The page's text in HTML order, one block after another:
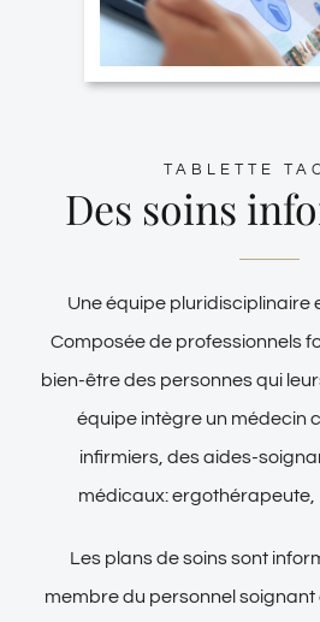
TABLETTE
Des soins
Une équipe pluridisciplinaire
Composée de professionnels
bien-être des personnes qui
équipe intègre un médecin
infirmiers, des aides-
médicaux: ergothérapeute,
Les plans de soins sont
membre du personnel